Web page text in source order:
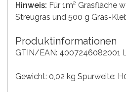
Hinweis: Für 1m² Grasfläche
Streugras und 500 g Gras-
Produktinformationen
GTIN/EAN: 4007246082001
Gewicht: 0,02 kg Spurweite: